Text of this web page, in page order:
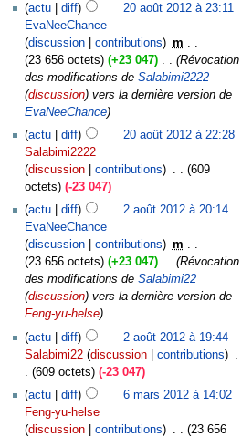
actu
diff
20 août 2012 à 23:11
EvaNeeChance
discussion
contributions
m
23 656 octets
+23 047
Révocation
des modifications deSalabimi2222
(discussion) vers la dernière version de
EvaNeeChance
actu
diff
20 août 2012 à 22:28
Salabimi2222
discussion
contributions
609
octets
-23 047
actu
diff
2 août 2012 à 20:14
EvaNeeChance
discussion
contributions
m
23 656 octets
+23 047
Révocation
des modifications deSalabimi22
(discussion) vers la dernière version de
Feng-yu-helse
actu
diff
2 août 2012 à 19:44
Salabimi22 discussion contributions
609 octets
-23 047
actu
diff
6 mars 2012 à 14:02
Feng-yu-helse
discussion
contributions
23 656